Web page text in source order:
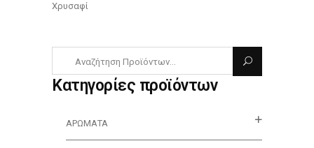
Χρυσαφί
Κατηγορίες προϊόντων
ΑΡΏΜΑΤΑ